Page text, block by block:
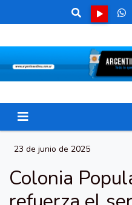
23 de junio de 2025
Colonia